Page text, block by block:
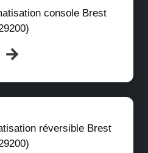
console Brest
réversible Brest